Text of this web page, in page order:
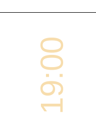
19:00